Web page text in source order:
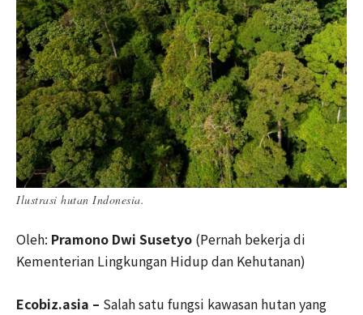
Ilustrasi hutan Indonesia.
Oleh: Pramono Dwi Susetyo (Pernah bekerja di
Kementerian Lingkungan Hidup dan Kehutanan)
Ecobiz.asia – Salah satu fungsi kawasan hutan yang